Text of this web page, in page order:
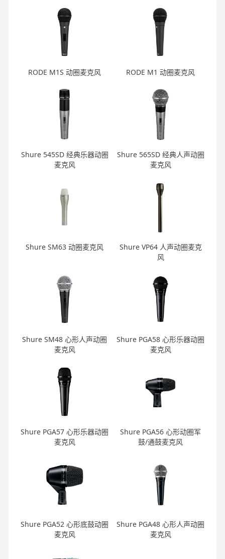
RODE M1S 动圈麦克风 RODE M1 动圈麦克风
Shure 545SD 经典乐器动圈
麦克风
Shure 565SD 经典人声动圈
麦克风
Shure SM63 动圈麦克风
Shure VP64 人声动圈麦克
风
Shure SM48 心形人声动圈
麦克风
Shure PGA58 心形乐器动圈
麦克风
Shure PGA57 心形乐器动圈
麦克风
Shure PGA56 心形动圈军
鼓/通鼓麦克风
Shure PGA52 心形底鼓动圈
麦克风
Shure PGA48 心形人声动圈
麦克风